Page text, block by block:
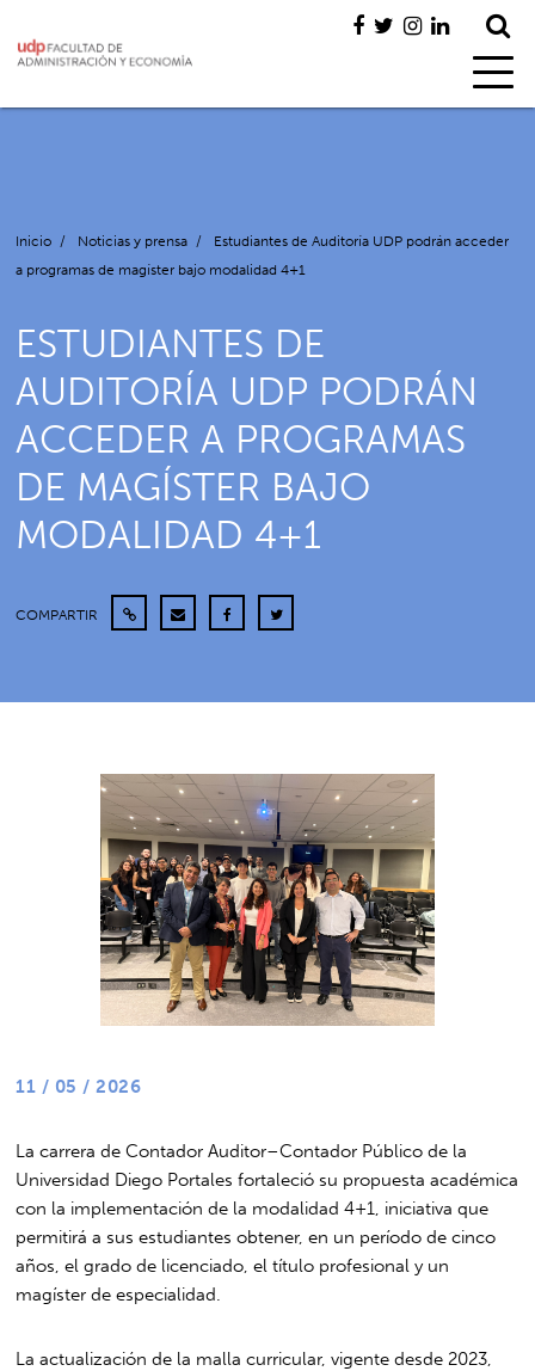
Inicio / Noticias y prensa /
Estudiantes de Auditoría UDP podrán acceder
a programas de magíster bajo modalidad 4+1
ESTUDIANTES DE
AUDITORÍA UDP PODRÁN
ACCEDER A PROGRAMAS
DE MAGÍSTER BAJO
MODALIDAD 4+1
COMPARTIR
11 / 05 / 2026
La carrera de Contador Auditor–Contador Público de la
Universidad Diego Portales fortaleció su propuesta académica
con la implementación de la modalidad 4+1, iniciativa que
permitirá a sus estudiantes obtener, en un período de cinco
años, el grado de licenciado, el título profesional y un
magíster de especialidad.
La actualización de la malla curricular, vigente desde 2023,